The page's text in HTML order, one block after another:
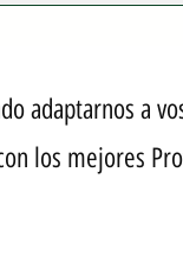
adaptarnos a
los mejores